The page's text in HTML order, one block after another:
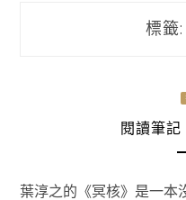
標籤:
閱讀筆
葉淳之的《冥核》是一本